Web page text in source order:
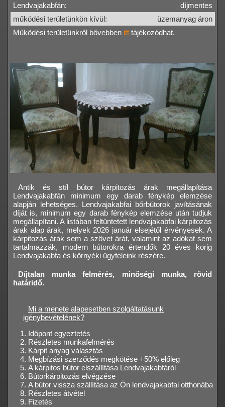
Lendvajakabfán:
díjmentes
működési területünkön kívül:
üzemanyag áron
Működési területünkről bővebben itttájékozódhat.
Antik és stíl bútor kárpitozás árak megállapítása
Lendvajakabfán minimum egy darab fénykép elemzése
alapján lehetséges. Lendvajakabfai bőrbútorok javításának
díját is, minimum egy darab fénykép elemzése után tudjuk
megállapítani. A listában feltüntetett lendvajakabfai kárpitozás
árak alap árak, melyek 2026 január elsejétől érvényesek. A
kárpitozás árak sem a szövet árát, valamint az adókat sem
tartalmazzák, modern bútorokra értendők 20 éves korig
Lendvajakabfa és környéki ügyfeleink részére.
Díjtalan munka felmérés, minőségi munka, rövid
határidő.
Mi a menete alapesetben szolgáltatásunk
igénybevételének?
Időpont egyeztetés
Részletes munkafelmérés
Kárpit anyag választás
Megbízási szerződés megkötése +50% előleg
A kárpitos bútor elszállítása Lendvajakabfáról
Bútorkárpitozás elvégzése
A bútor vissza szállítása az Ön lendvajakabfai otthonába
Részletes átvétel
Fizetés